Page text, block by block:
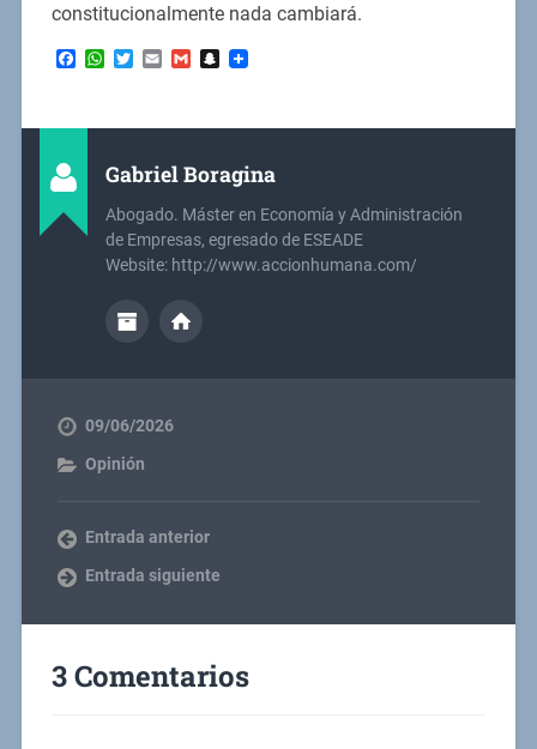
constitucionalmente nada cambiará.
Facebook
WhatsApp
Twitter
EmailGmailSnapchat
Gabriel Boragina
Abogado. Máster en Economía y Administración
de Empresas, egresado de ESEADE
Website: http://www.accionhumana.com/
09/06/2026
Opinión
Entrada anterior
Entrada siguiente
3 Comentarios